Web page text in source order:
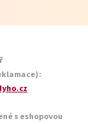
s eshopovou